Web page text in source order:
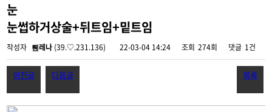
눈
눈썹하거상술+뒤트임+밑트임
작성자 뤤레나 (39.♡.231.136) 22-03-04 14:24 조회 274회 댓글 1건
이전글 다음글 목록